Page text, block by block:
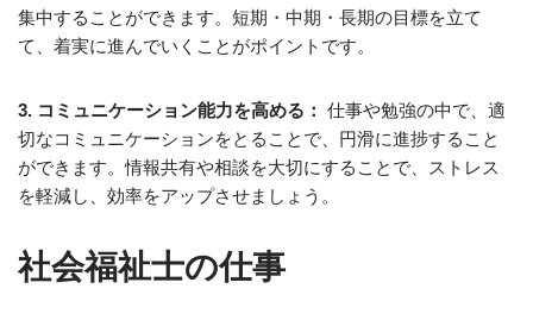
集中することができます。短期・中期・長期の目標を立て
て、着実に進んでいくことがポイントです。
3. コミュニケーション能力を高める： 仕事や勉強の中で、適
切なコミュニケーションをとることで、円滑に進捗すること
ができます。情報共有や相談を大切にすることで、ストレス
を軽減し、効率をアップさせましょう。
社会福祉士の仕事